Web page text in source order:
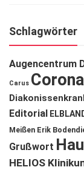
Schlagwörter
Augencentrum
Carus Corona
Editorial
Meißen Erik
Grußwort
HELIOS